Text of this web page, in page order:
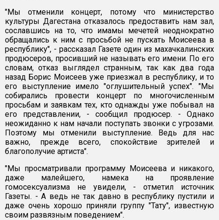
"Мы отменили концерт, потому что министерство
культуры Дагестана отказалось предоставить нам зал,
сославшись на то, что имамы мечетей неоднократно
обращались к ним с просьбой не пускать Моисеева в
республику", - рассказал Газете один из махачкалинских
продюсеров, просивший не называть его имени. По его
словам, отказ выглядел странным, так как два года
назад Борис Моисеев уже приезжал в республику, и то
его выступление имело "оглушительный успех". "Мы
собирались провести концерт по многочисленным
просьбам и заявкам тех, кто однажды уже побывал на
его представлении, - сообщил продюсер. - Однако
неожиданно к нам начали поступать звонки с угрозами.
Поэтому мы отменили выступление. Ведь для нас
важно, прежде всего, спокойствие зрителей и
благополучие артиста".
"Мы просматривали программу Моисеева и никакого,
даже малейшего, намека на проявление
гомосексуализма не увидели, - отметил источник
Газеты. - А ведь не так давно в республику пустили и
даже очень хорошо приняли группу "Тату", известную
своим развязным поведением".